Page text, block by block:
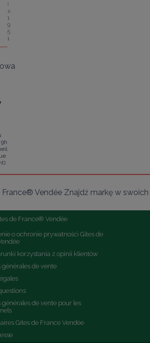
i
s
1
9
5
1
France® Vendée Znajdź markę w
de France® Vendée
o ochronie prywatności Gîtes de
korzystania z opinii klientów
générales de vente
générales de vente pour les
Gites de France Vendée